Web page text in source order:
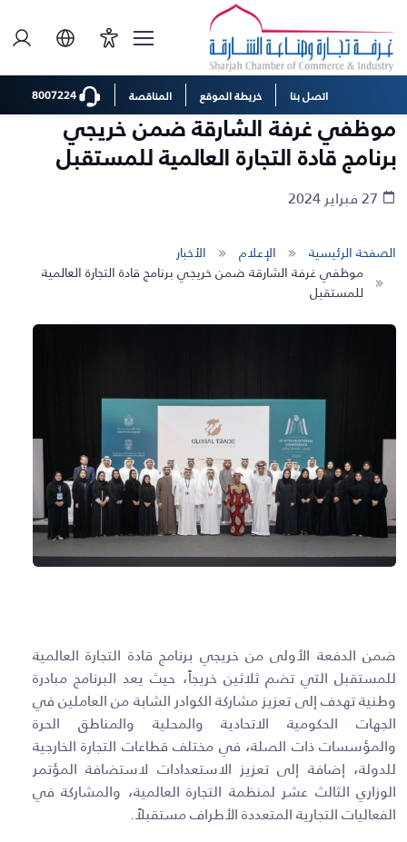
اتصل بنا خريطة الموقع المناقصة
موظفي غرفة الشارقة ضمن خريجي
برنامج قادة التجارة العالمية للمستقبل
الصفحة الرئيسية الإعلام
الأخبار
موظفي غرفة الشارقة ضمن خريجي برنامج قادة التجارة العالمية
للمستقبل
ضمن الدفعة الأولى من خريجي برنامج قادة التجارة العالمية
للمستقبل التي تضم ثلاثين خريجاً، حيث يعد البرنامج مبادرة
وطنية تهدف إلى تعزيز مشاركة الكوادر الشابة من العاملين في
الجهات الحكومية الاتحادية والمحلية والمناطق الحرة
والمؤسسات ذات الصلة، في مختلف قطاعات التجارة الخارجية
للدولة، إضافة إلى تعزيز الاستعدادات لاستضافة المؤتمر
الوزاري الثالث عشر لمنظمة التجارة العالمية، والمشاركة في
الفعاليات التجارية المتعددة الأطراف مستقبلاً.